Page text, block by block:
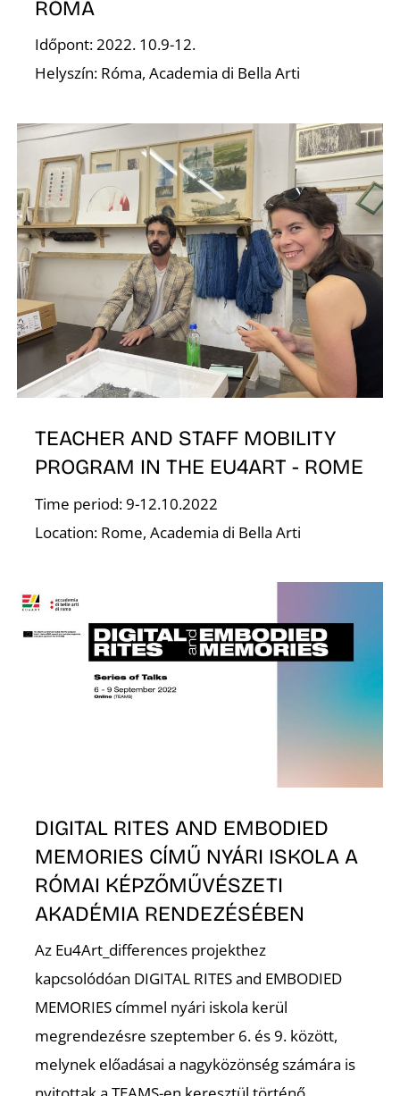
RÓMA
Időpont: 2022. 10.9-12.
Helyszín: Róma, Academia di Bella Arti
TEACHER AND STAFF MOBILITY
PROGRAM IN THE EU4ART - ROME
Time period: 9-12.10.2022
Location: Rome, Academia di Bella Arti
DIGITAL RITES AND EMBODIED
MEMORIES CÍMŰ NYÁRI ISKOLA A
RÓMAI KÉPZŐMŰVÉSZETI
AKADÉMIA RENDEZÉSÉBEN
Az Eu4Art_differences projekthez
kapcsolódóan DIGITAL RITES and EMBODIED
MEMORIES címmel nyári iskola kerül
megrendezésre szeptember 6. és 9. között,
melynek előadásai a nagyközönség számára is